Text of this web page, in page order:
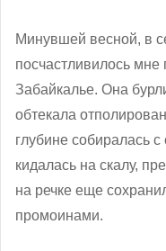
Минувшей весной, в
посчастливилось
Забайкалье. Она
обтекала
глубине собиралась
кидалась на скалу,
на речке еще
промоинами.